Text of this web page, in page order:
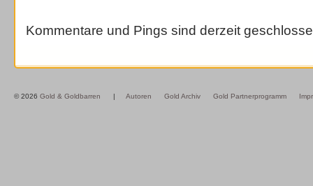
Kommentare und Pings sind derzeit
© 2026 Gold & Goldbarren | Autoren Gold Archiv Gold Partnerprogramm